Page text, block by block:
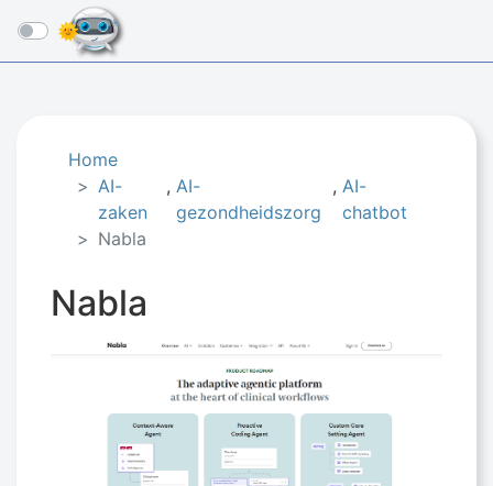
☰
Home
AI-
zaken
, AI-
gezondheidszorg
,AI-
chatbot
Nabla
Nabla